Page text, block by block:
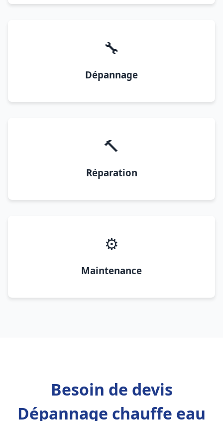
🔧
Dépannage
🔨
Réparation
⚙️
Maintenance
Besoin de devis
Dépannage chauffe eau